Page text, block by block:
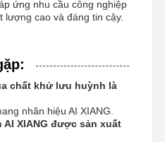
ứng nhu cầu công nghiệp
lượng cao và đáng tin cậy.
chất khử lưu huỳnh là
nhãn hiệu AI XIANG.
XIANG được sản xuất